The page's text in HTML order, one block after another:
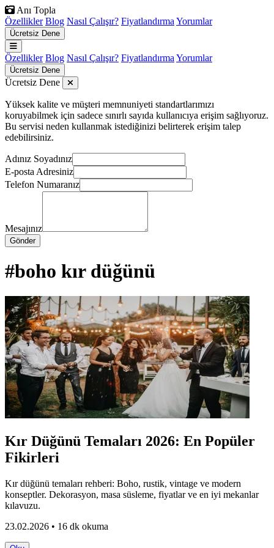
Anı Topla
Özellikler Blog Nasıl Çalışır? Fiyatlandırma Yorumlar
Ücretsiz Dene
Özellikler Blog Nasıl Çalışır? Fiyatlandırma Yorumlar
Ücretsiz Dene
Ücretsiz Dene
Yüksek kalite ve müşteri memnuniyeti standartlarımızı
koruyabilmek için sadece sınırlı sayıda kullanıcıya erişim sağlıyoruz.
Bu servisi neden kullanmak istediğinizi belirterek erişim talep
edebilirsiniz.
Adınız Soyadınız
E-posta Adresiniz
Telefon Numaranız
Mesajınız
Gönder
#boho kır düğünü
Kır Düğünü Temaları 2026: En Popüler
Fikirleri
Kır düğünü temaları rehberi: Boho, rustik, vintage ve modern
konseptler. Dekorasyon, masa süsleme, fiyatlar ve en iyi mekanlar
kılavuzu.
23.02.2026 • 16 dk okuma